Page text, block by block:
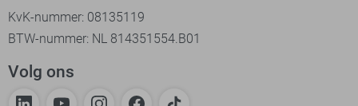
KvK-nummer: 08135119
BTW-nummer: NL 814351554.B01
Volg ons